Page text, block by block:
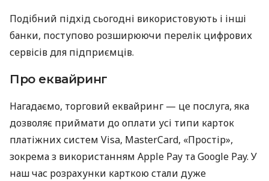
Подібний підхід сьогодні використовують і інші
банки, поступово розширюючи перелік цифрових
сервісів для підприємців.
Про еквайринг
Нагадаємо, торговий еквайринг — це послуга, яка
дозволяє приймати до оплати усі типи карток
платіжних систем Visa, MasterCard, «Простір»,
зокрема з використанням Apple Pay та Google Pay. У
наш час розрахунки карткою стали дуже